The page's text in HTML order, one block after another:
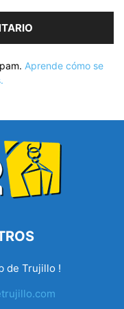
Aprende cómo se
de Trujillo !